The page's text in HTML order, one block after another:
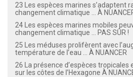
23 Les espèces marines s’adaptent
changement climatique ... À
24 Les espèces marines mobiles
changement climatique ... PAS SÛR !
25 Les méduses prolifèrent avec
température de l’eau ... À NUANCER
26 La présence d’espèces
sur les côtes de l’Hexagone À